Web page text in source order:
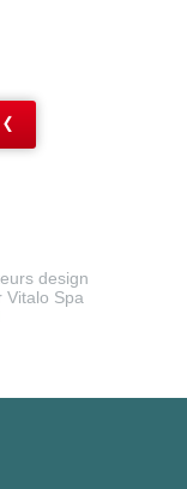
design
Vitalo Spa